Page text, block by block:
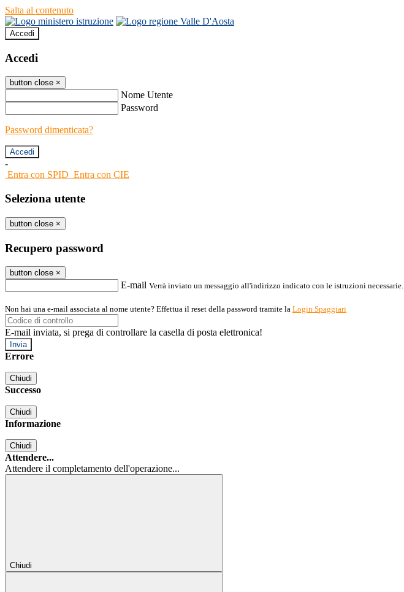
Salta al contenuto
Accedi
Accedi
button close ×
Nome Utente
Password
Password dimenticata?
-
Entra con SPID Entra con CIE
Seleziona utente
button close ×
Recupero password
button close ×
E-mail Verrà inviato un messaggio all'indirizzo indicato con le istruzioni necessarie.
Non hai una e-mail associata al nome utente? Effettua il reset della password tramite la Login Spaggiari
E-mail inviata, si prega di controllare la casella di posta elettronica!
Errore
Chiudi
Successo
Chiudi
Informazione
Chiudi
Attendere...
Attendere il completamento dell'operazione...
Chiudi